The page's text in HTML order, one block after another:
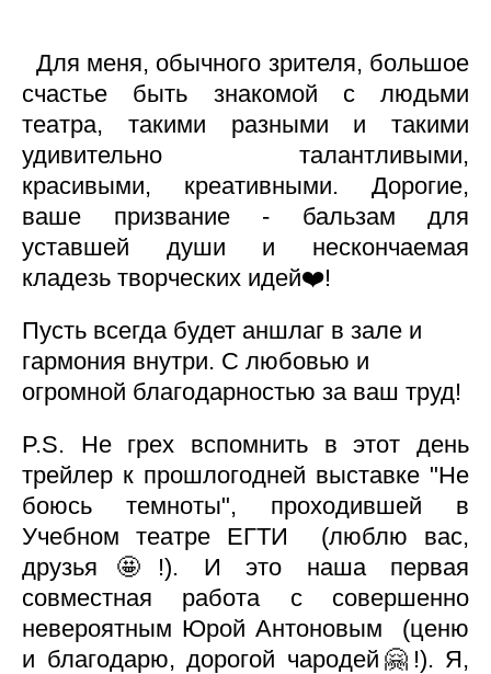
Для меня, обычного зрителя, большое
счастье быть знакомой с людьми
театра, такими разными и такими
удивительно талантливыми,
красивыми, креативными. Дорогие,
ваше призвание - бальзам для
уставшей души и нескончаемая
кладезь творческих идей❤️!
Пусть всегда будет аншлаг в зале и
гармония внутри. С любовью и
огромной благодарностью за ваш труд!
P.S. Не грех вспомнить в этот день
трейлер к прошлогодней выставке "Не
боюсь темноты", проходившей в
Учебном театре ЕГТИ (люблю вас,
друзья🤩!). И это наша первая
совместная работа с совершенно
невероятным Юрой Антоновым (ценю
и благодарю, дорогой чародей🤗!). Я,